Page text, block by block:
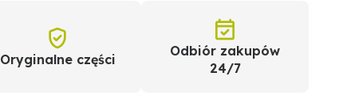
Oryginalne części
Odbiór zakupów
24/7